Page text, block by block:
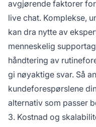
avgjørende faktorer
live chat. Komplekse,
kan dra nytte av
menneskelig
håndtering av
gi nøyaktige svar. Så
kundeforespørslene
alternativ som passer
3. Kostnad og